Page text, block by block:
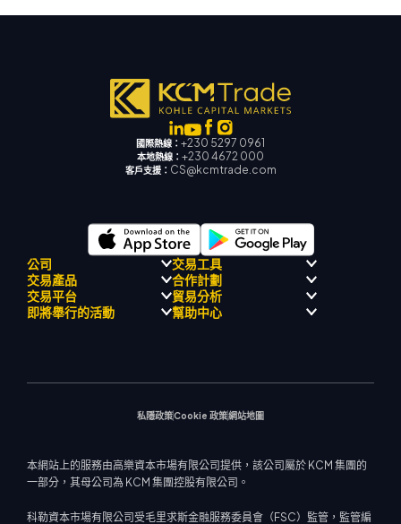
國際熱線： +230 5297 0961
本地熱線： +230 4672 000
客戶支援： CS@kcmtrade.com
公司
監理合規性
關於
飄移隊
交易工具
師
交易產品
外匯
貴金屬
合作計劃
介紹經紀人計劃
交易平台 貿易分析
即將舉行的活動 幫助中心
私隱政策Cookie 政策網站地圖
本網站上的服務由高樂資本市場有限公司提供，該公司屬於 KCM 集團的
一部分，其母公司為 KCM 集團控股有限公司。
科勒資本市場有限公司受毛里求斯金融服務委員會（FSC）監管，監管編